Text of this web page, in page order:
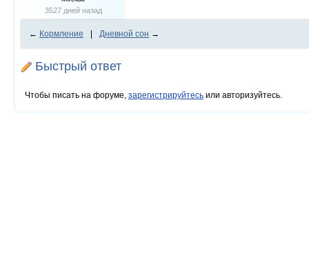
3527 дней назад
← Кормление Дневной сон →
Быстрый ответ
Чтобы писать на форуме, зарегистрируйтесь или авторизуйтесь.